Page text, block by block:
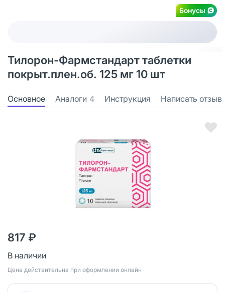
Бонусы
Тилорон-Фармстандарт таблетки
покрыт.плен.об. 125 мг 10 шт
Основное Аналоги 4 Инструкция Написать отзыв
817 ₽
В наличии
Цена действительна при оформлении онлайн